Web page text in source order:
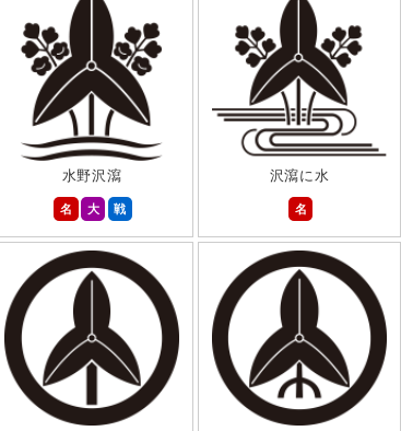
水野沢瀉
名
大 戦
沢瀉に水
名